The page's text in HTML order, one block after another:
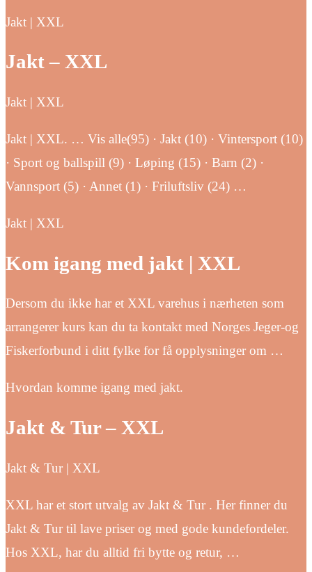
Jakt | XXL
Jakt – XXL
Jakt | XXL
Jakt | XXL. … Vis alle(95) · Jakt (10) · Vintersport (10)
· Sport og ballspill (9) · Løping (15) · Barn (2) ·
Vannsport (5) · Annet (1) · Friluftsliv (24) …
Jakt | XXL
Kom igang med jakt | XXL
Dersom du ikke har et XXL varehus i nærheten som
arrangerer kurs kan du ta kontakt med Norges Jeger-og
Fiskerforbund i ditt fylke for få opplysninger om …
Hvordan komme igang med jakt.
Jakt & Tur – XXL
Jakt & Tur | XXL
XXL har et stort utvalg av Jakt & Tur . Her finner du
Jakt & Tur til lave priser og med gode kundefordeler.
Hos XXL, har du alltid fri bytte og retur, …